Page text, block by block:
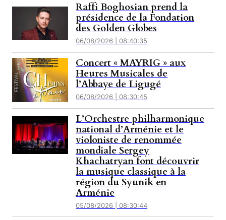
Raffi Boghosian prend la
présidence de la Fondation
des Golden Globes
06/08/2026 | 08:40:35
Concert « MAYRIG » aux
Heures Musicales de
l’Abbaye de Ligugé
06/08/2026 | 08:30:45
L’Orchestre philharmonique
national d’Arménie et le
violoniste de renommée
mondiale Sergey
Khachatryan font découvrir
la musique classique à la
région du Syunik en
Arménie
05/08/2026 | 08:30:44